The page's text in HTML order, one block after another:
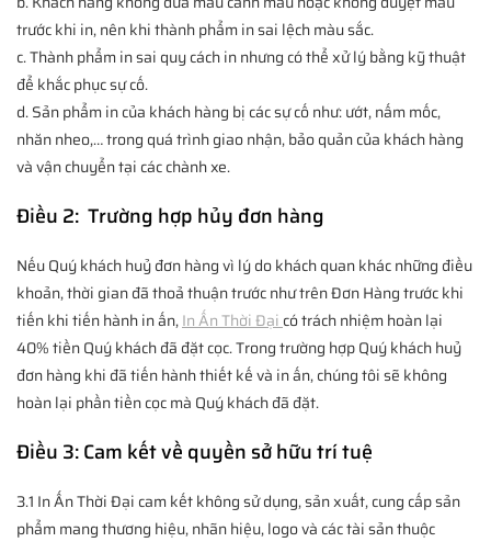
trước khi in, nên khi thành phẩm in sai lệch màu sắc.
c. Thành phẩm in sai quy cách in nhưng có thể xử lý bằng kỹ thuật
để khắc phục sự cố.
d. Sản phẩm in của khách hàng bị các sự cố như: ướt, nấm mốc,
nhăn nheo,… trong quá trình giao nhận, bảo quản của khách hàng
và vận chuyển tại các chành xe.
Điều 2: Trường hợp hủy đơn hàng
Nếu Quý khách huỷ đơn hàng vì lý do khách quan khác những điều
khoản, thời gian đã thoả thuận trước như trên Đơn Hàng trước khi
tiến khi tiến hành in ấn,In Ấn Thời Đại có trách nhiệm hoàn lại
40% tiền Quý khách đã đặt cọc. Trong trường hợp Quý khách huỷ
đơn hàng khi đã tiến hành thiết kế và in ấn, chúng tôi sẽ không
hoàn lại phần tiền cọc mà Quý khách đã đặt.
Điều 3: Cam kết về quyền sở hữu trí tuệ
3.1 In Ấn Thời Đại cam kết không sử dụng, sản xuất, cung cấp sản
phẩm mang thương hiệu, nhãn hiệu, logo và các tài sản thuộc